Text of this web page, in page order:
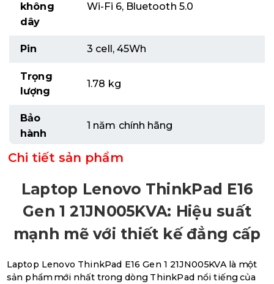
không
dây
Wi-Fi 6, Bluetooth 5.0
Pin 3 cell, 45Wh
Trọng
lượng
1.78 kg
Bảo
hành
1 năm chính hãng
Chi tiết sản phẩm
Laptop Lenovo ThinkPad E16
Gen 1 21JN005KVA: Hiệu suất
mạnh mẽ với thiết kế đẳng cấp
Laptop Lenovo ThinkPad E16 Gen 1 21JN005KVA là một
sản phẩm mới nhất trong dòng ThinkPad nổi tiếng của